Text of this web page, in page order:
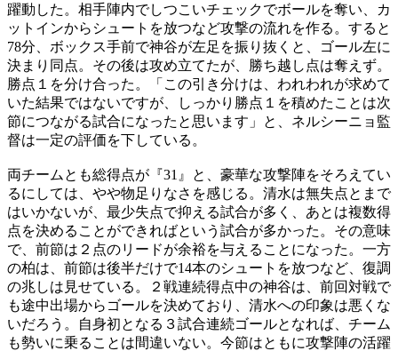
躍動した。相手陣内でしつこいチェックでボールを奪い、カ
ットインからシュートを放つなど攻撃の流れを作る。すると
78分、ボックス手前で神谷が左足を振り抜くと、ゴール左に
決まり同点。その後は攻め立てたが、勝ち越し点は奪えず。
勝点１を分け合った。「この引き分けは、われわれが求めて
いた結果ではないですが、しっかり勝点１を積めたことは次
節につながる試合になったと思います」と、ネルシーニョ監
督は一定の評価を下している。
両チームとも総得点が『31』と、豪華な攻撃陣をそろえてい
るにしては、やや物足りなさを感じる。清水は無失点とまで
はいかないが、最少失点で抑える試合が多く、あとは複数得
点を決めることができればという試合が多かった。その意味
で、前節は２点のリードが余裕を与えることになった。一方
の柏は、前節は後半だけで14本のシュートを放つなど、復調
の兆しは見せている。２戦連続得点中の神谷は、前回対戦で
も途中出場からゴールを決めており、清水への印象は悪くな
いだろう。自身初となる３試合連続ゴールとなれば、チーム
も勢いに乗ることは間違いない。今節はともに攻撃陣の活躍